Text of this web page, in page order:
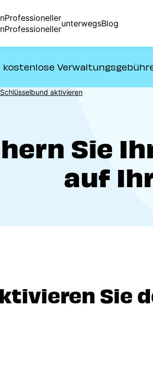
Professioneller
Professioneller
unterwegsBlog
kostenlose
aktivieren
Sie
auf
Sie